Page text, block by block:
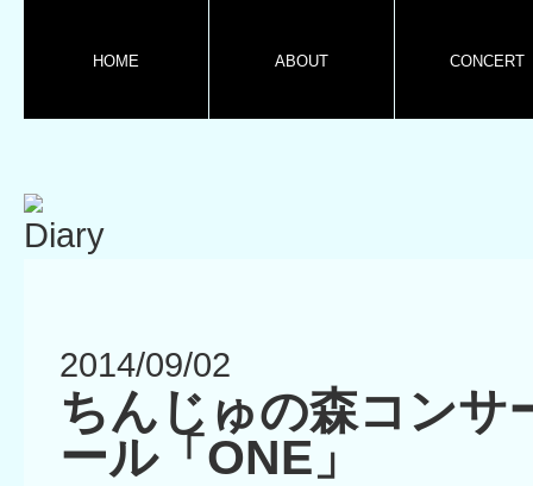
HOME ABOUT CONCERT
2014/09/02
ちんじゅの森コンサ
ール「ONE」